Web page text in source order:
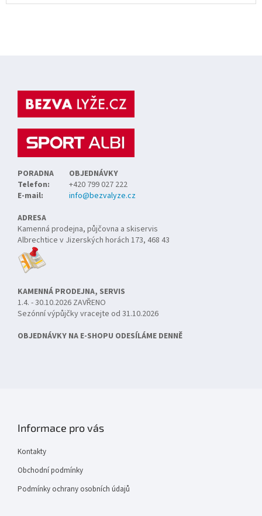
PORADNA
OBJEDNÁVKY
Telefon:
+420 799 027 222
E-mail:
info@bezvalyze.cz
ADRESA
Kamenná prodejna, půjčovna a skiservis
Albrechtice v Jizerských horách 173, 468 43
KAMENNÁ PRODEJNA, SERVIS
1.4. - 30.10.2026 ZAVŘENO
Sezónní výpůjčky vracejte od 31.10.2026
OBJEDNÁVKY NA E-SHOPU ODESÍLÁME DENNĚ
Informace pro vás
Kontakty
Obchodní podmínky
Podmínky ochrany osobních údajů